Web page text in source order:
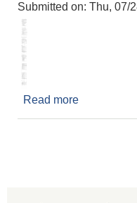
Submitted on: Thu, 07/
Read more